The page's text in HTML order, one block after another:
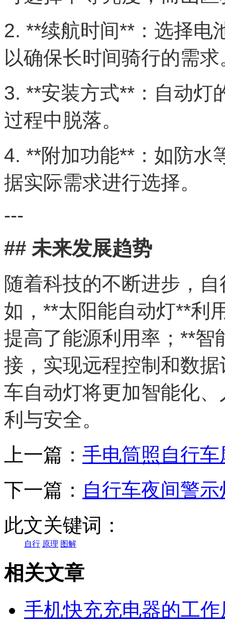
2. **续航时间**：选择电
以确保长时间骑行的需求
3. **安装方式**：自动灯
过程中脱落。
4. **附加功能**：如防水
据实际需求进行选择。
---
## 未来发展趋势
随着科技的不断进步，
如，**太阳能自动灯**利
提高了能源利用率；**智
接，实现远程控制和数
车自动灯将更加智能化
利与安全。
上一篇： 手电筒照自行
下一篇： 自行车夜间警
此文关键词：
自行 原理 图解
相关文章
手机快充充电器的工作